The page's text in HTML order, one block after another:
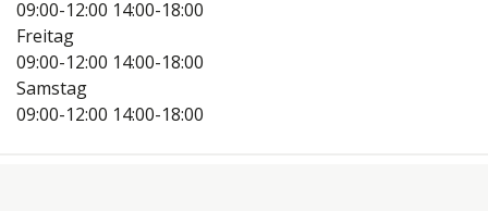
09:00-12:00 14:00-18:00
Freitag
09:00-12:00 14:00-18:00
Samstag
09:00-12:00 14:00-18:00